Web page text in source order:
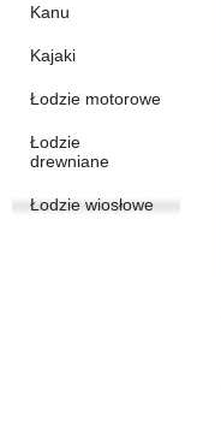
Kanu
Kajaki
Łodzie motorowe
Łodzie
drewniane
Łodzie wiosłowe